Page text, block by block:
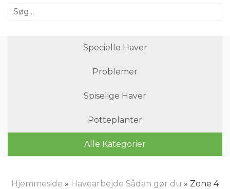
Specielle Haver
Problemer
Spiselige Haver
Potteplanter
Alle Kategorier
Hjemmeside » Havearbejde Sådan gør du » Zone 4